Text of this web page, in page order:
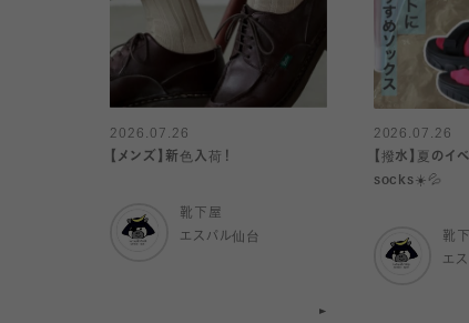
2026.07.26
【メンズ】新色入荷！
靴下屋
エスパル仙台
2026.07.26
【撥水】夏のイ
socks☀️💦
靴
エ